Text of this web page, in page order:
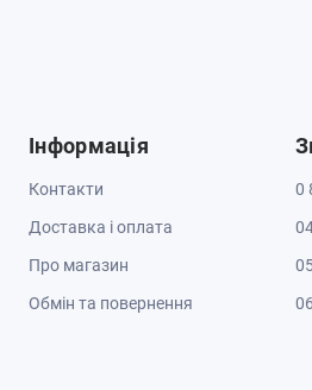
Інформація
Контакти
Доставка і оплата
Про магазин
Обмін та повернення
0